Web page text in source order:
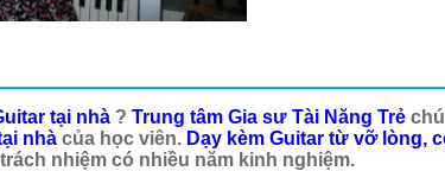
tại nhà ? Trung tâm Gia sư Tài Năng Trẻ
nhàcủa học viên. Dạy kèm Guitar từ vỡ lòng,
nhiệm có nhiều năm kinh nghiệm.